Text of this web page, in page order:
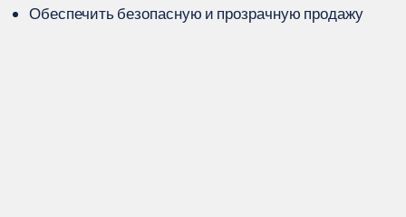
Обеспечить безопасную и прозрачную продажу